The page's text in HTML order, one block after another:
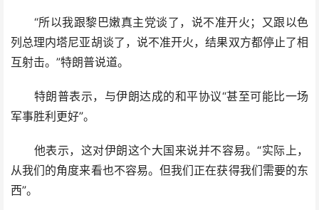
“所以我跟黎巴嫩真主党谈了，说不准开火；又跟以色
列总理内塔尼亚胡谈了，说不准开火，结果双方都停止了相
互射击。”特朗普说道。
特朗普表示，与伊朗达成的和平协议“甚至可能比一场
军事胜利更好”。
他表示，这对伊朗这个大国来说并不容易。“实际上，
从我们的角度来看也不容易。但我们正在获得我们需要的东
西”。